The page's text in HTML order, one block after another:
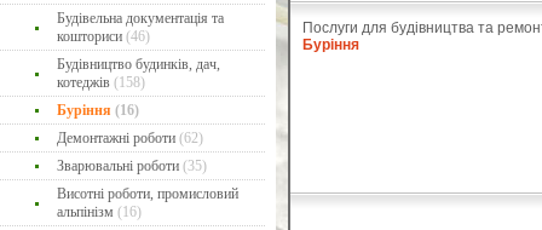
Будівельна документація та
кошториси (46)
Будівництво будинків, дач,
котеджів (158)
Буріння (16)
Демонтажні роботи (62)
Зварювальні роботи (35)
Висотні роботи, промисловий
альпінізм (16)
Послуги для будівництва та
Буріння